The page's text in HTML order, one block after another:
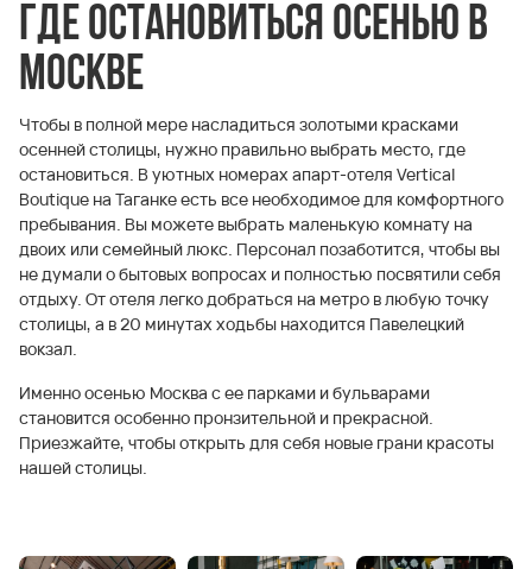
Где остановиться осенью в
Москве
Чтобы в полной мере насладиться золотыми красками
осенней столицы, нужно правильно выбрать место, где
остановиться. В уютных номерах апарт-отеля Vertical
Boutique на Таганке есть все необходимое для комфортного
пребывания. Вы можете выбрать маленькую комнату на
двоих или семейный люкс. Персонал позаботится, чтобы вы
не думали о бытовых вопросах и полностью посвятили себя
отдыху. От отеля легко добраться на метро в любую точку
столицы, а в 20 минутах ходьбы находится Павелецкий
вокзал.
Именно осенью Москва с ее парками и бульварами
становится особенно пронзительной и прекрасной.
Приезжайте, чтобы открыть для себя новые грани красоты
нашей столицы.